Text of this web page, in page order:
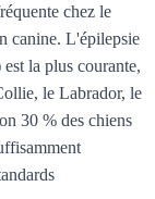
chez le
canine. L'épilepsie
la plus courante,
le Labrador, le
30 % des chiens